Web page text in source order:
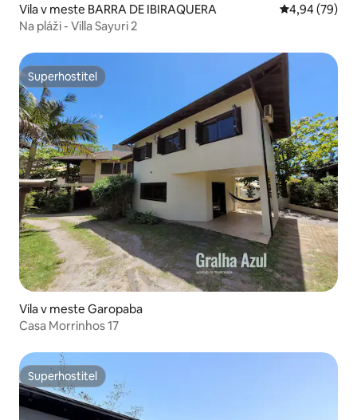
Vila v meste BARRA DE IBIRAQUERA Priemerné
4,94 (79)
Na pláži - Villa Sayuri 2
Superhostiteľ
Superhostiteľ
Vila v meste Garopaba
Casa Morrinhos 17
Superhostiteľ
Superhostiteľ